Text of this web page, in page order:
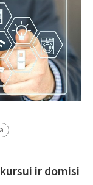
ir domisi